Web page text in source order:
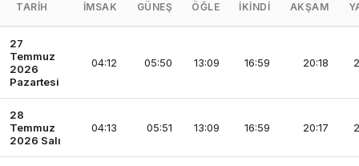
TARIH İMSAK GÜNEŞ ÖĞLE İKINDI AKŞAM
27
Temmuz
2026
Pazartesi
04:12 05:50 13:09 16:59 20:18
28
Temmuz
2026 Salı
04:13 05:51 13:09 16:59 20:17